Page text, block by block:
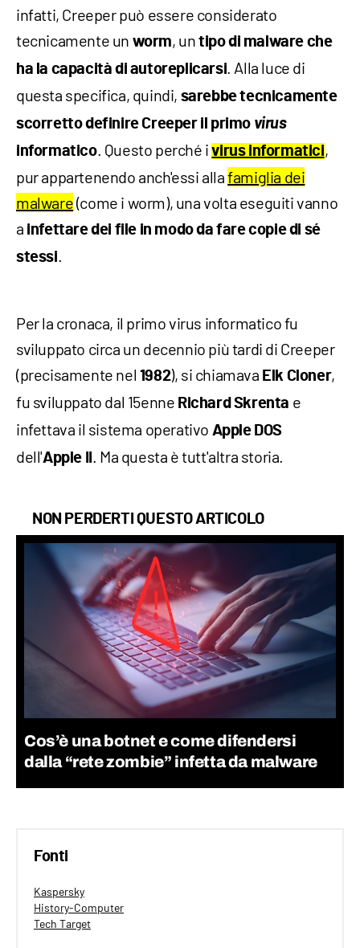
infatti, Creeper può essere considerato
tecnicamente un worm, untipo di malware che
ha la capacità di autoreplicarsi. Alla luce di
questa specifica, quindi, sarebbe tecnicamente
scorretto definire Creeper il primo virus
informatico. Questo perché ivirus informatici,
pur appartenendo anch'essi allafamiglia dei
malware(come i worm), una volta eseguiti vanno
a infettare dei file in modo da fare copie di sé
stessi.
Per la cronaca, il primo virus informatico fu
sviluppato circa un decennio più tardi di Creeper
(precisamente nel 1982), si chiamava Elk Cloner,
fu sviluppato dal 15enne Richard Skrenta e
infettava il sistema operativo Apple DOS
dell'Apple II . Ma questa è tutt'altra storia.
NON PERDERTI QUESTO ARTICOLO
Cos’è una botnet e come difendersi
dalla “rete zombie” infetta da malware
Fonti
Kaspersky
History-Computer
Tech Target